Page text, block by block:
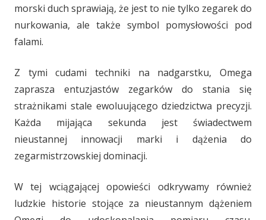
morski duch sprawiają, że jest to nie tylko zegarek do
nurkowania, ale także symbol pomysłowości pod
falami.
Z tymi cudami techniki na nadgarstku, Omega
zaprasza entuzjastów zegarków do stania się
strażnikami stale ewoluującego dziedzictwa precyzji.
Każda mijająca sekunda jest świadectwem
nieustannej innowacji marki i dążenia do
zegarmistrzowskiej dominacji.
W tej wciągającej opowieści odkrywamy również
ludzkie historie stojące za nieustannym dążeniem